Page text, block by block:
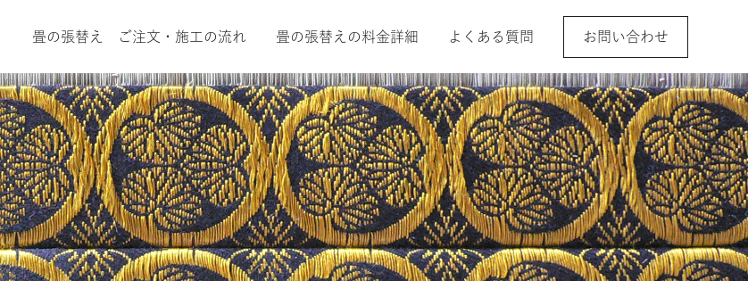
畳の張替え ご注文・施工の流れ 畳の張替えの料金詳細 よくある質問 お問い合わせ